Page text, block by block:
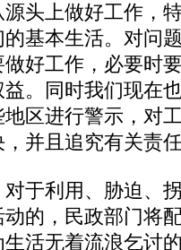
头上做好工作，
基本生活。对问
好工作，必要时
。同时我们现在
区进行警示，对
并且追究有关责
利用、胁迫、
的，民政部门将
活无着流浪乞讨